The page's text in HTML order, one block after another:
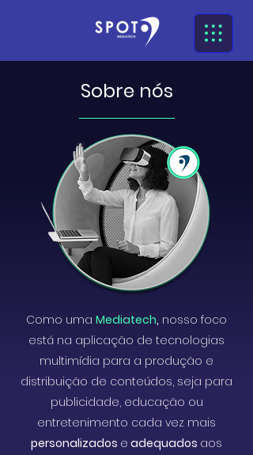
Sobre nós
Como uma Mediatech, nosso foco
está na aplicação de tecnologias
multimídia para a produção e
distribuição de conteúdos, seja para
publicidade, educação ou
entretenimento cada vez mais
personalizados e adequados aos